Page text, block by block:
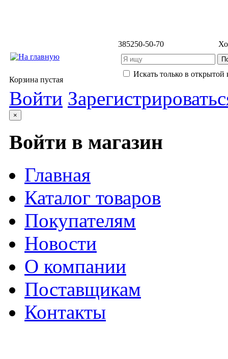
385250-50-70
Искать только в открытой
Корзина пустая
Войти
×
Войти в магазин
Главная
Каталог товаров
Покупателям
Новости
О компании
Поставщикам
Контакты